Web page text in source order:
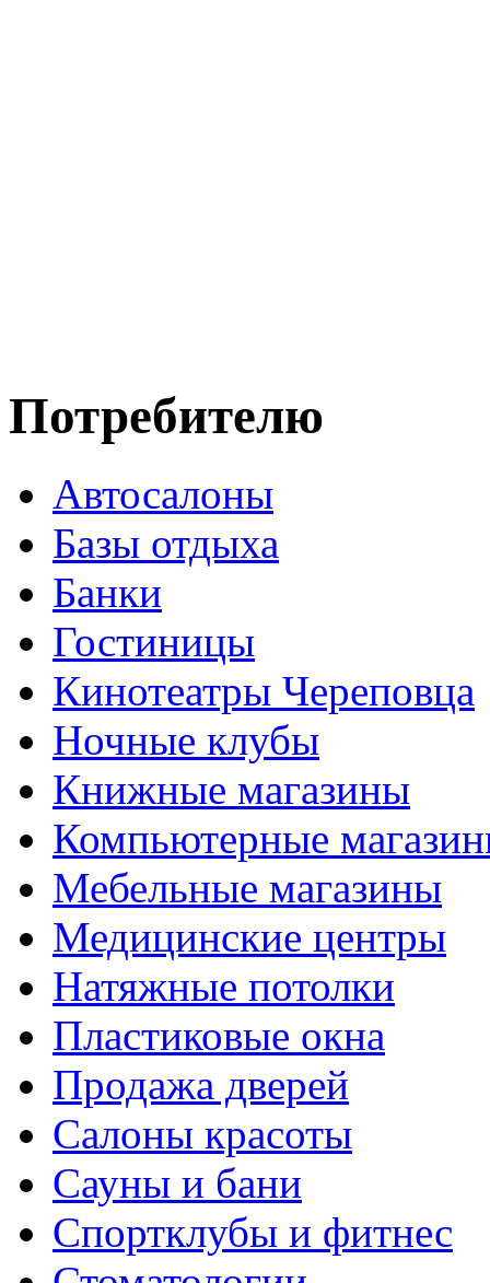
Потребителю
Автосалоны
Базы отдыха
Банки
Гостиницы
Кинотеатры Череповца
Ночные клубы
Книжные магазины
Компьютерные
Мебельные магазины
Медицинские центры
Натяжные потолки
Пластиковые окна
Продажа дверей
Салоны красоты
Сауны и бани
Спортклубы и фитнес